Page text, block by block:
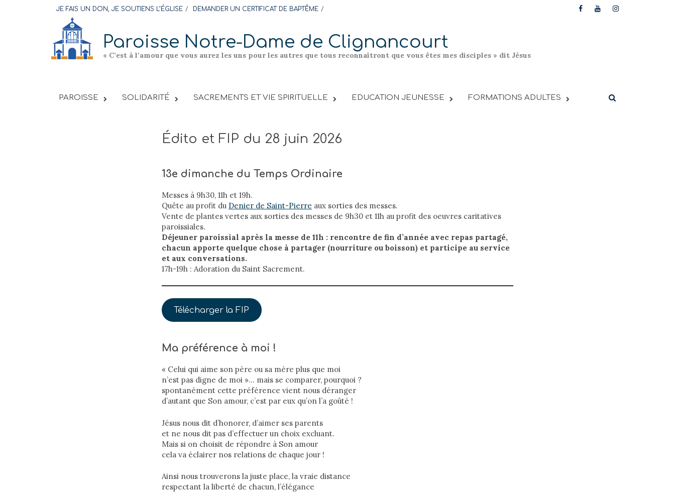
content
JE FAIS UN DON, JE SOUTIENS L’ÉGLISE DEMANDER UN CERTIFICAT DE BAPTÊME
Paroisse Notre-Dame de Clignancourt
« C’est à l’amour que vous aurez les uns pour les autres que tous reconnaîtront que vous êtes mes disciples » dit Jésus
PAROISSE SOLIDARITÉ SACREMENTS ET VIE SPIRITUELLE EDUCATION JEUNESSE FORMATIONS ADULTES
Édito et FIP du 28 juin 2026
13e dimanche du Temps Ordinaire
Messes à 9h30, 11h et 19h.
Quête au profit du Denier de Saint-Pierre aux sorties des messes.
Vente de plantes vertes aux sorties des messes de 9h30 et 11h au profit des oeuvres caritatives
paroissiales.
Déjeuner paroissial après la messe de 11h : rencontre de fin d’année avec repas partagé,
chacun apporte quelque chose à partager (nourriture ou boisson) et participe au service
et aux conversations.
17h-19h : Adoration du Saint Sacrement.
Télécharger la FIP
Ma préférence à moi !
« Celui qui aime son père ou sa mère plus que moi
n’est pas digne de moi »… mais se comparer, pourquoi ?
spontanément cette préférence vient nous déranger
d’autant que Son amour, c’est par eux qu’on l’a goûté !
Jésus nous dit d’honorer, d’aimer ses parents
et ne nous dit pas d’effectuer un choix excluant.
Mais si on choisit de répondre à Son amour
cela va éclairer nos relations de chaque jour !
Ainsi nous trouverons la juste place, la vraie distance
respectant la liberté de chacun, l’élégance